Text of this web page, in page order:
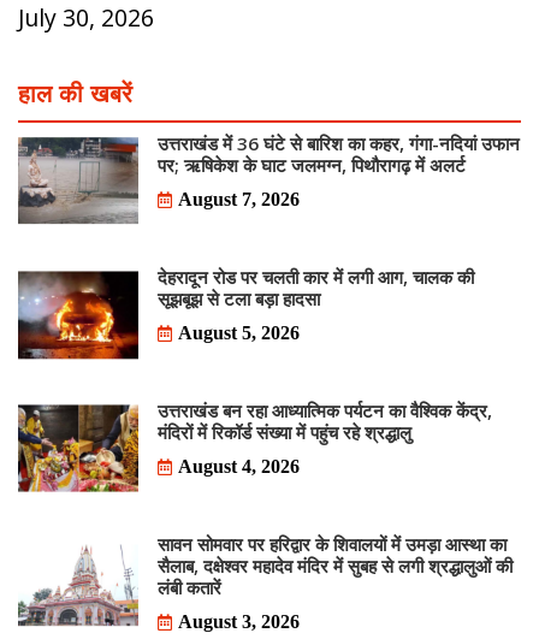
July 30, 2026
हाल की खबरें
उत्तराखंड में 36 घंटे से बारिश का कहर, गंगा-नदियां उफान
पर; ऋषिकेश के घाट जलमग्न, पिथौरागढ़ में अलर्ट
August 7, 2026
देहरादून रोड पर चलती कार में लगी आग, चालक की
सूझबूझ से टला बड़ा हादसा
August 5, 2026
उत्तराखंड बन रहा आध्यात्मिक पर्यटन का वैश्विक केंद्र,
मंदिरों में रिकॉर्ड संख्या में पहुंच रहे श्रद्धालु
August 4, 2026
सावन सोमवार पर हरिद्वार के शिवालयों में उमड़ा आस्था का
सैलाब, दक्षेश्वर महादेव मंदिर में सुबह से लगी श्रद्धालुओं की
लंबी कतारें
August 3, 2026